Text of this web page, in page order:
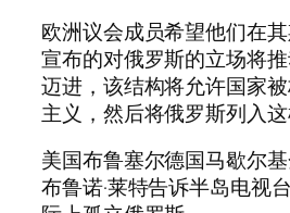
欧洲议会成员希望他们在
宣布的对俄罗斯的立场将
迈进，该结构将允许国家
主义，然后将俄罗斯列入这
美国布鲁塞尔德国马歇尔
布鲁诺·莱特告诉半岛电视